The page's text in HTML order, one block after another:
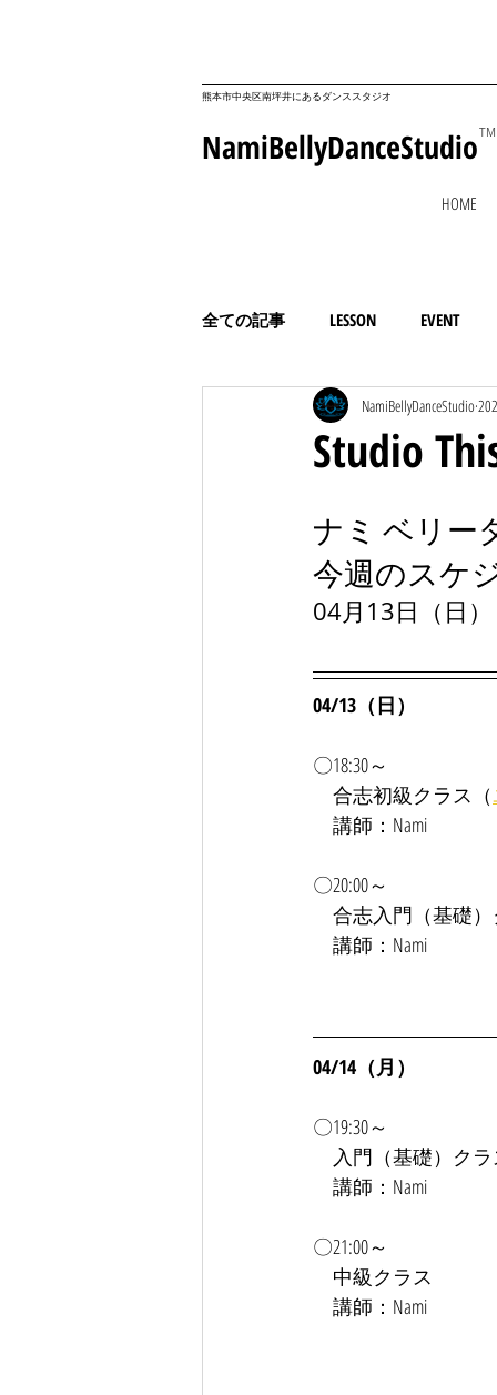
​熊本市中央区南坪井にあるダンススタジオ
NamiBellyDanceStudioTM
HOME
全ての記事 LESSON EVENT
コミュニティ ESSAY
Studio
NamiBellyDanceStudio
ナミ ベリー
今週のスケ
04月13日（日
04/13（日）
〇18:30～
合志初級クラス（
講師：Nami
〇20:00～
合志入門（基礎）
講師：Nami
04/14（月）
〇19:30～
入門（基礎）ク
講師：Nami
〇21:00～
中級クラス
講師：Nami